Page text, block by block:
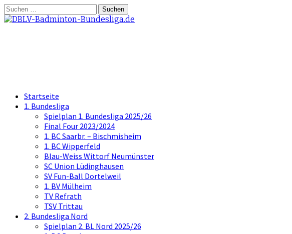
Springe
zum
Suchen
nach:
Startseite
1. Bundesliga
Spielplan 1. Bundesliga 2025/26
Final Four 2023/2024
1. BC Saarbr. – Bischmisheim
1. BC Wipperfeld
Blau-Weiss Wittorf Neumünster
SC Union Lüdinghausen
SV Fun-Ball Dortelweil
1. BV Mülheim
TV Refrath
TSV Trittau
2. Bundesliga Nord
Spielplan 2. BL Nord 2025/26